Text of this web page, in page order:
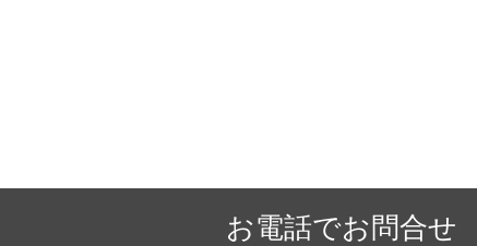
お電話でお問合せ